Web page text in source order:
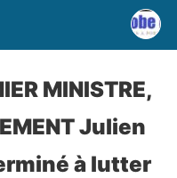
MINISTRE,
Julien
à lutter